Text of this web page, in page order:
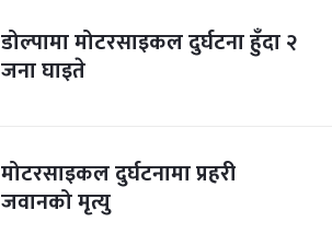
डोल्पामा मोटरसाइकल दुर्घटना हुँदा २
जना घाइते
मोटरसाइकल दुर्घटनामा प्रहरी
जवानको मृत्यु